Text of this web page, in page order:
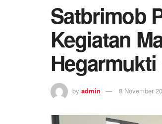
Satbrimob
Kegiatan
by admin 8 November